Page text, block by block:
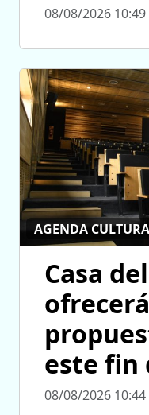
08/08/2026 10:49
AGENDA
Casa
este fin
08/08/2026 10:44